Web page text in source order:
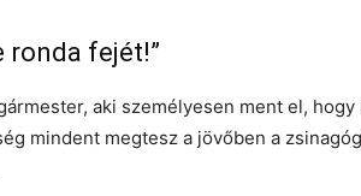
ronda fejét!”
aki személyesen ment el, hogy
mindent megtesz a jövőben a